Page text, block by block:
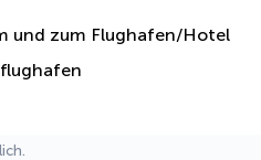
und zum Flughafen/Hotel